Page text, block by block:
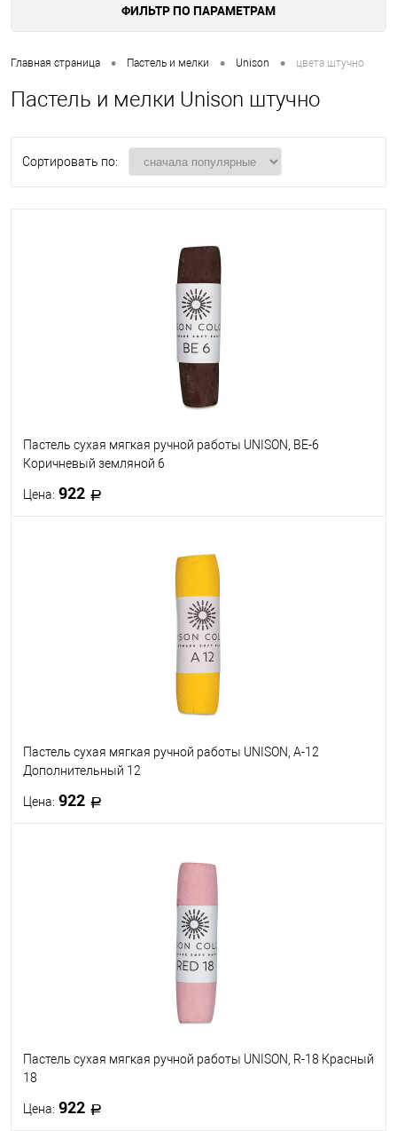
ФИЛЬТР ПО ПАРАМЕТРАМ
Главная страница • Пастель и мелки • Unison • цвета штучно
Пастель и мелки Unison штучно
Сортировать по:
Пастель сухая мягкая ручной работы UNISON, BE-6
Коричневый земляной 6
Цена: 922
Пастель сухая мягкая ручной работы UNISON, A-12
Дополнительный 12
Цена: 922
Пастель сухая мягкая ручной работы UNISON, R-18 Красный
18
Цена: 922